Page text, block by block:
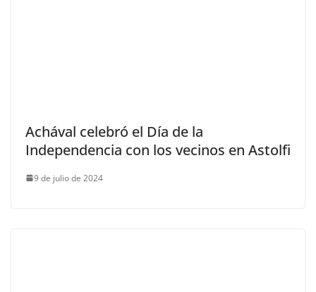
Achával celebró el Día de la
Independencia con los vecinos en Astolfi
9 de julio de 2024